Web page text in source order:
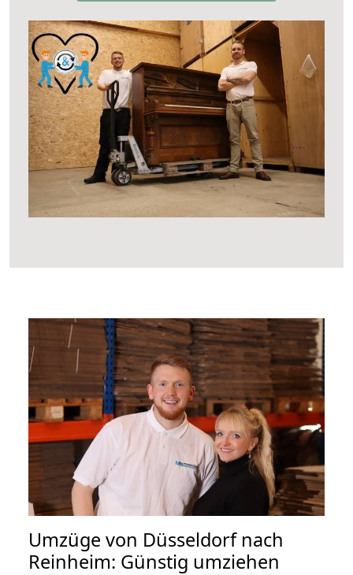
Umzüge von Düsseldorf nach
Reinheim: Günstig umziehen